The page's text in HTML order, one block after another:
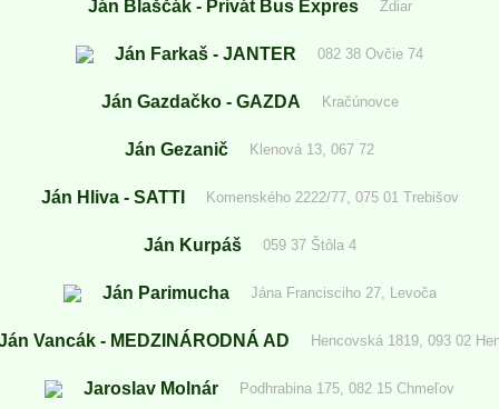
Ján Blaščák - Privát Bus Expres Ždiar
Ján Farkaš - JANTER 082 38 Ovčie 74
Ján Gazdačko - GAZDA Kračúnovce
Ján Gezanič Klenová 13, 067 72
Ján Hliva - SATTI Komenského 2222/77, 075 01 Trebišov
Ján Kurpáš 059 37 Štôla 4
Ján Parimucha Jána Francisciho 27, Levoča
Vancák - MEDZINÁRODNÁ AD Hencovská 1819, 093 02
Jaroslav Molnár Podhrabina 175, 082 15 Chmeľov